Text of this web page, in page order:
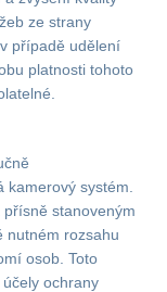
ze strany
případě udělení
platnosti tohoto
systém.
stanoveným
nutném rozsahu
osob. Toto
ochrany